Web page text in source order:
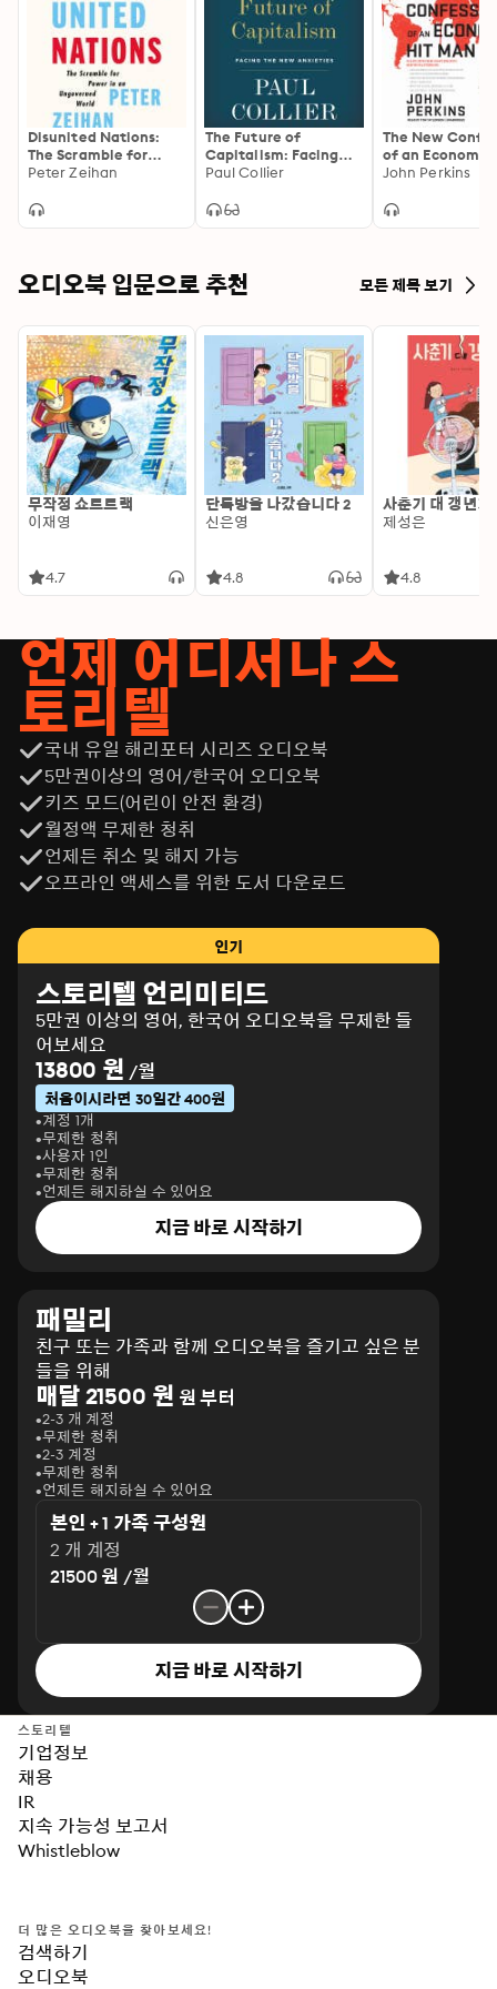
Disunited Nations:
The Scramble for
Power in an
Peter Zeihan
The Future of
Capitalism: Facing
the New Anxieties
Paul Collier
The New
of an Economic
Man
John Perkins
오디오북 입문으로 추천 모든 제목 보기
무작정 쇼트트랙
이재영
4.7
단톡방을 나갔습니다 2
신은영
4.8
사춘기 대 갱년기
제성은
4.8
언제 어디서나 스
토리텔
국내 유일 해리포터 시리즈 오디오북
5만권이상의 영어/한국어 오디오북
키즈 모드(어린이 안전 환경)
월정액 무제한 청취
언제든 취소 및 해지 가능
오프라인 액세스를 위한 도서 다운로드
인기
스토리텔 언리미티드
5만권 이상의 영어, 한국어 오디오북을 무제한 들
어보세요
13800 원 /월
처음이시라면 30일간 400원
계정 1개
무제한 청취
사용자 1인
무제한 청취
언제든 해지하실 수 있어요
지금 바로 시작하기
패밀리
친구 또는 가족과 함께 오디오북을 즐기고 싶은 분
들을 위해
매달 21500 원 원 부터
2-3 개 계정
무제한 청취
2-3 계정
무제한 청취
언제든 해지하실 수 있어요
본인 + 1 가족 구성원
2 개 계정
21500 원 /월
지금 바로 시작하기
스토리텔
기업정보
채용
IR
지속 가능성 보고서
Whistleblow
더 많은 오디오북을 찾아보세요!
검색하기
오디오북